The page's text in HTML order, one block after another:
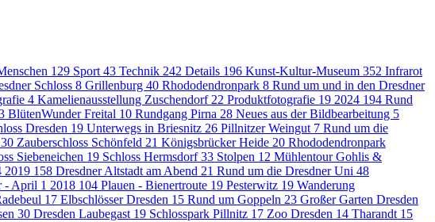
129 Sport 43 Technik 242 Details 196 Kunst-Kultur-Museum 352 Infrarot
Schloss 8 Grillenburg 40 Rhododendronpark 8 Rund um und in den Dresdner
4 Kamelienausstellung Zuschendorf 22 Produktfotografie 19 2024 194 Rund
BlütenWunder Freital 10 Rundgang Pirna 28 Neues aus der Bildbearbeitung 5
Dresden 19 Unterwegs in Briesnitz 26 Pillnitzer Weingut 7 Rund um die
30 Zauberschloss Schönfeld 21 Königsbrücker Heide 20 Rhododendronpark
Siebeneichen 19 Schloss Hermsdorf33 Stolpen 12 Mühlentour Gohlis &
2019 158 Dresdner Altstadt am Abend 21 Rund um die Dresdner Uni 48
- April 1 2018 104 Plauen - Bienertroute 19 Pesterwitz 19 Wanderung
17 Elbschlösser Dresden 15 Rund um Goppeln 23 Großer Garten Dresden
30 Dresden Laubegast 19 Schlosspark Pillnitz 17 Zoo Dresden 14 Tharandt 15